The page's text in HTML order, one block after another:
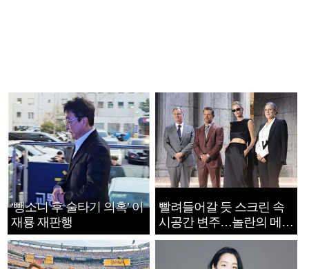
‘뺑소니 후 술타기 의혹’ 이
재룡 재판행
빨려들어갈 듯 스크린 속
시공간 변주…놀란의 메시
지는 ‘전쟁 속죄’